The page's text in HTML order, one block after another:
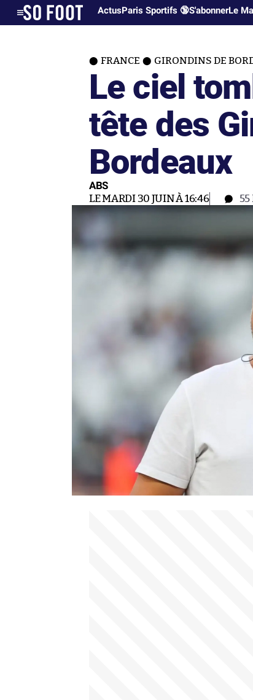
ActusParis Sportifs 🔞S'abonnerLe
FRANCE GIRONDINS DE
Le ciel
tête des
Bordeaux
ABS
LE MARDI 30 JUIN À 16:46 55